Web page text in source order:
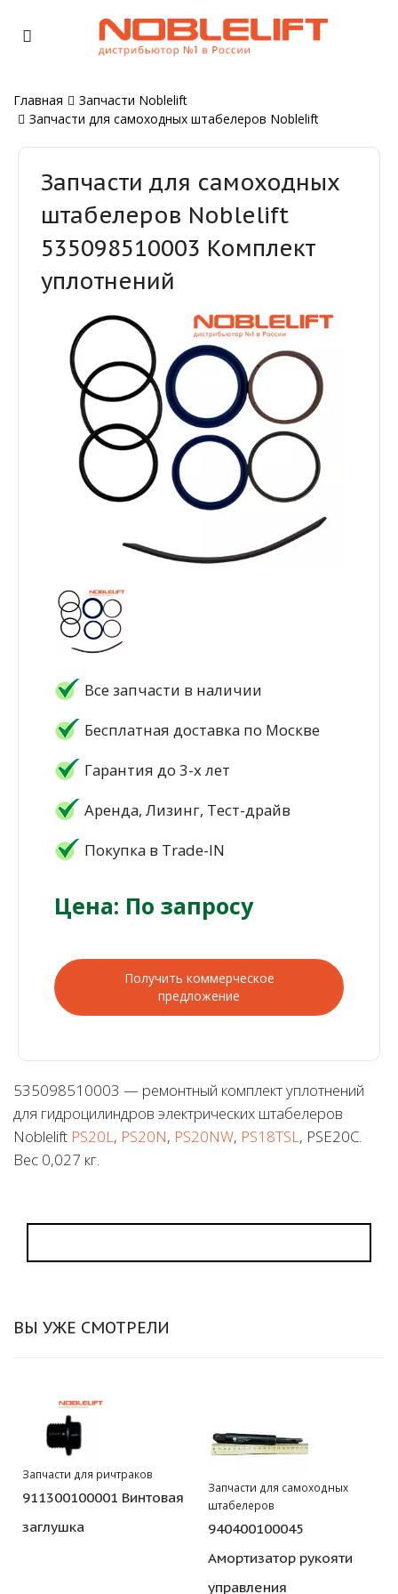
Главная
Запчасти Noblelift
Запчасти для самоходных штабелеров Noblelift
Запчасти для самоходных
штабелеров Noblelift
535098510003 Комплект
уплотнений
Все запчасти в наличии
Бесплатная доставка по Москве
Гарантия до 3-х лет
Аренда, Лизинг, Тест-драйв
Покупка в Trade-IN
Цена: По запросу
Получить коммерческое
предложение
535098510003 — ремонтный комплект уплотнений
для гидроцилиндров электрических штабелеров
Noblelift PS20L, PS20N, PS20NW, PS18TSL, PSE20C.
Вес 0,027 кг.
ВЫ УЖЕ СМОТРЕЛИ
Запчасти для ричтраков
911300100001 Винтовая
заглушка
Запчасти для самоходных
штабелеров
940400100045
Амортизатор рукояти
управления